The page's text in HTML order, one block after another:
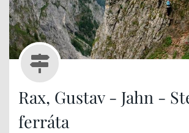
Rax, Gustav - Jahn -
ferráta